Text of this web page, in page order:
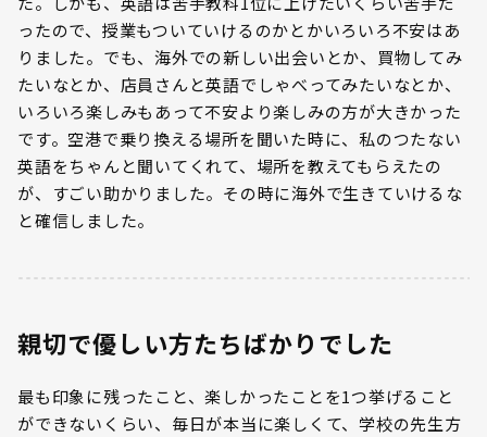
ったので、授業もついていけるのかとかいろいろ不安はあ
りました。でも、海外での新しい出会いとか、買物してみ
たいなとか、店員さんと英語でしゃべってみたいなとか、
いろいろ楽しみもあって不安より楽しみの方が大きかった
です。空港で乗り換える場所を聞いた時に、私のつたない
英語をちゃんと聞いてくれて、場所を教えてもらえたの
が、すごい助かりました。その時に海外で生きていけるな
と確信しました。
親切で優しい方たちばかりでした
最も印象に残ったこと、楽しかったことを1つ挙げること
ができないくらい、毎日が本当に楽しくて、学校の先生方